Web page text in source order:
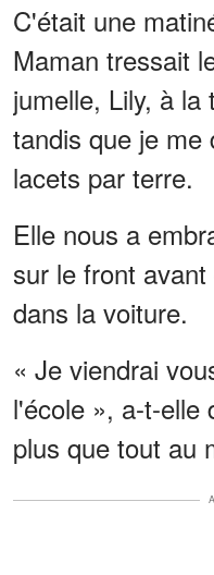
C'était une
Maman tressait
jumelle, Lily, à la
tandis que je me
lacets par terre.
Elle nous a
sur le front
dans la voiture.
« Je viendrai
l'école », a-t-elle
plus que tout au